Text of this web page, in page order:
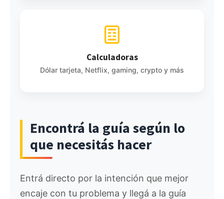
Calculadoras
Dólar tarjeta, Netflix, gaming, crypto y más
Encontrá la guía según lo
que necesitás hacer
Entrá directo por la intención que mejor
encaje con tu problema y llegá a la guía